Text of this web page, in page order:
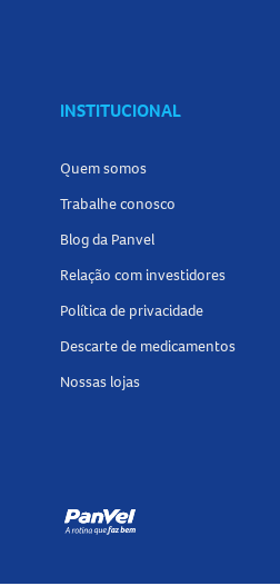
INSTITUCIONAL
Quem somos
Trabalhe conosco
Blog da Panvel
Relação com investidores
Política de privacidade
Descarte de medicamentos
Nossas lojas